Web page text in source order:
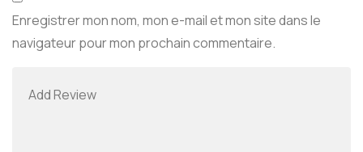
Enregistrer mon nom, mon e-mail et mon site dans le
navigateur pour mon prochain commentaire.